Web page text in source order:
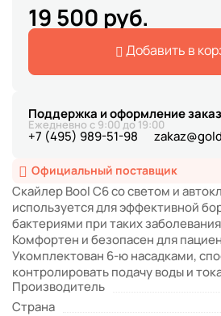
Официальный поставщик
Скайлер Bool С6 со светом и
используется для эффективной
бактериями при таких
Комфортен и безопасен для
Укомплектован 6-ю насадками,
контролировать подачу воды и
Производитель
Страна
19 500 руб.
Добавить в
Поддержка и оформление
Ежедневно с 9:00 до 19:00
+7 (495) 989-51-98